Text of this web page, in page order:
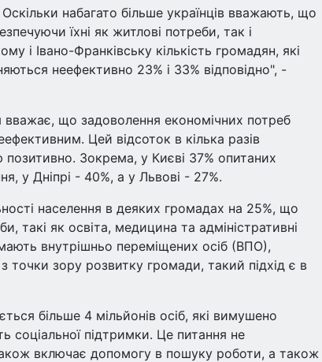
набагато більше українців вважають, що
їхні як житлові потреби, так і
і Івано-Франківську кількість громадян, які
неефективно 23% і 33% відповідно", -
вважає, що задоволення економічних потреб
Цей відсоток в кілька разів
Зокрема, у Києві 37% опитаних
у Дніпрі - 40%, а у Львові - 27%.
населення в деяких громадах на 25%, що
такі як освіта, медицина та адміністративні
внутрішньо переміщених осіб (ВПО),
зору розвитку громади, такий підхід є в
більше 4 мільйонів осіб, які вимушено
соціальної підтримки. Це питання не
включає допомогу в пошуку роботи, а також